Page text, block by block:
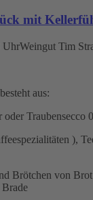
mit
UhrWeingut Tim
aus:
oder Traubensecco
),
Brötchen von